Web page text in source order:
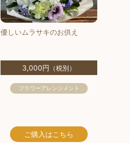
優しいムラサキのお供え
3,000円 （税別）
フラワーアレンジメント
ご購入 はこちら